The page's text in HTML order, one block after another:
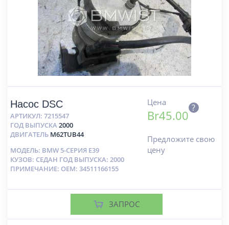
Насос DSC
АРТИКУЛ: 7215547
ГОД ВЫПУСКА2000
ДВИГАТЕЛЬ M62TUB44
МОДЕЛЬ: BMW 5-СЕРИЯ E39
КУЗОВ: СЕДАН ГОД ВЫПУСКА: 2000
ПРИМЕЧАНИЕ: OEM: 34511166155
Цена
Br45.00
?
Предложите свою
цену
ЗАПРОС